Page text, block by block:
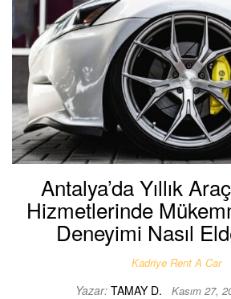
Antalya’da Yıllık
Hizmetlerinde
Deneyimi Nasıl
Kadriye Rent A Car
Yazar: TAMAY D. Kasım 27,